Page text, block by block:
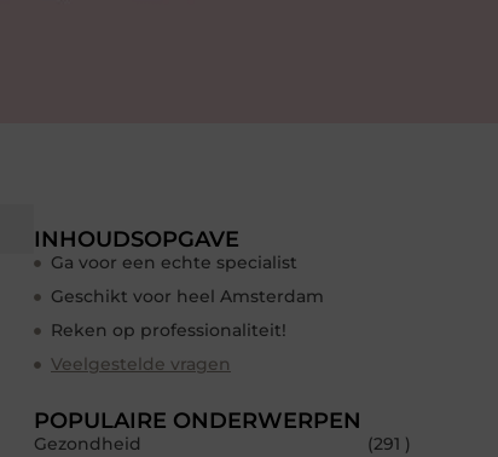
INHOUDSOPGAVE
Ga voor een echte specialist
Geschikt voor heel Amsterdam
Reken op professionaliteit!
Veelgestelde vragen
POPULAIRE ONDERWERPEN
Gezondheid
(291 )